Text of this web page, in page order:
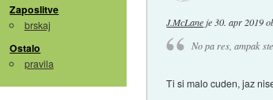
Zaposlitve
brskaj
Ostalo
pravila
J.McLane je 30. apr 2019
No pa res, ampak
Ti si malo cuden, jaz